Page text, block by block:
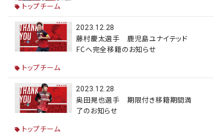
トップチーム
2023.12.28
藤村慶太選手 鹿児島ユナイテッド
FCへ完全移籍のお知らせ
トップチーム
2023.12.28
奥田晃也選手 期限付き移籍期間満
了のお知らせ
トップチーム